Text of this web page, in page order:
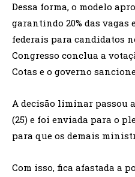
Dessa forma, o modelo
garantindo 20% das vagas
federais para candidatos
Congresso conclua a
Cotas e o governo
A decisão liminar passou
(25) e foi enviada para o
para que os demais
Com isso, fica afastada a